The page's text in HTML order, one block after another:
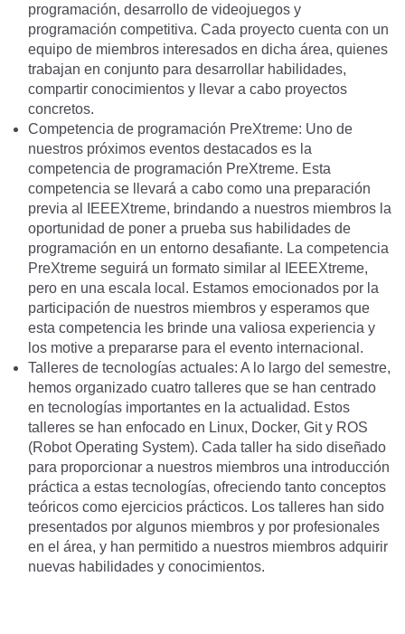
programación, desarrollo de videojuegos y
programación competitiva. Cada proyecto cuenta con un
equipo de miembros interesados en dicha área, quienes
trabajan en conjunto para desarrollar habilidades,
compartir conocimientos y llevar a cabo proyectos
concretos.
Competencia de programación PreXtreme: Uno de
nuestros próximos eventos destacados es la
competencia de programación PreXtreme. Esta
competencia se llevará a cabo como una preparación
previa al IEEEXtreme, brindando a nuestros miembros la
oportunidad de poner a prueba sus habilidades de
programación en un entorno desafiante. La competencia
PreXtreme seguirá un formato similar al IEEEXtreme,
pero en una escala local. Estamos emocionados por la
participación de nuestros miembros y esperamos que
esta competencia les brinde una valiosa experiencia y
los motive a prepararse para el evento internacional.
Talleres de tecnologías actuales: A lo largo del semestre,
hemos organizado cuatro talleres que se han centrado
en tecnologías importantes en la actualidad. Estos
talleres se han enfocado en Linux, Docker, Git y ROS
(Robot Operating System). Cada taller ha sido diseñado
para proporcionar a nuestros miembros una introducción
práctica a estas tecnologías, ofreciendo tanto conceptos
teóricos como ejercicios prácticos. Los talleres han sido
presentados por algunos miembros y por profesionales
en el área, y han permitido a nuestros miembros adquirir
nuevas habilidades y conocimientos.